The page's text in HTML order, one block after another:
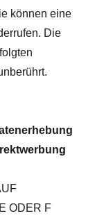
können eine
Die
ODER F